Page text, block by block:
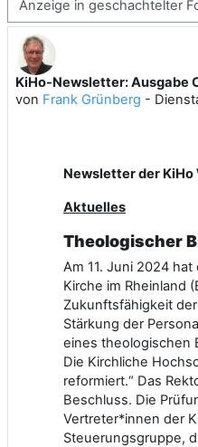
Anzeigemodus
KiHo-Newsletter: Ausgabe
von Frank Grünberg -
Anzahl Antworten: 0
Newsletter der
Aktuelles
Theologischer
Am 11. Juni 2024
Kirche im Rheinland
Zukunftsfähigkeit
Stärkung der
eines theologischen
Die Kirchliche
reformiert.“ Das
Beschluss. Die
Vertreter*innen der
Steuerungsgruppe,